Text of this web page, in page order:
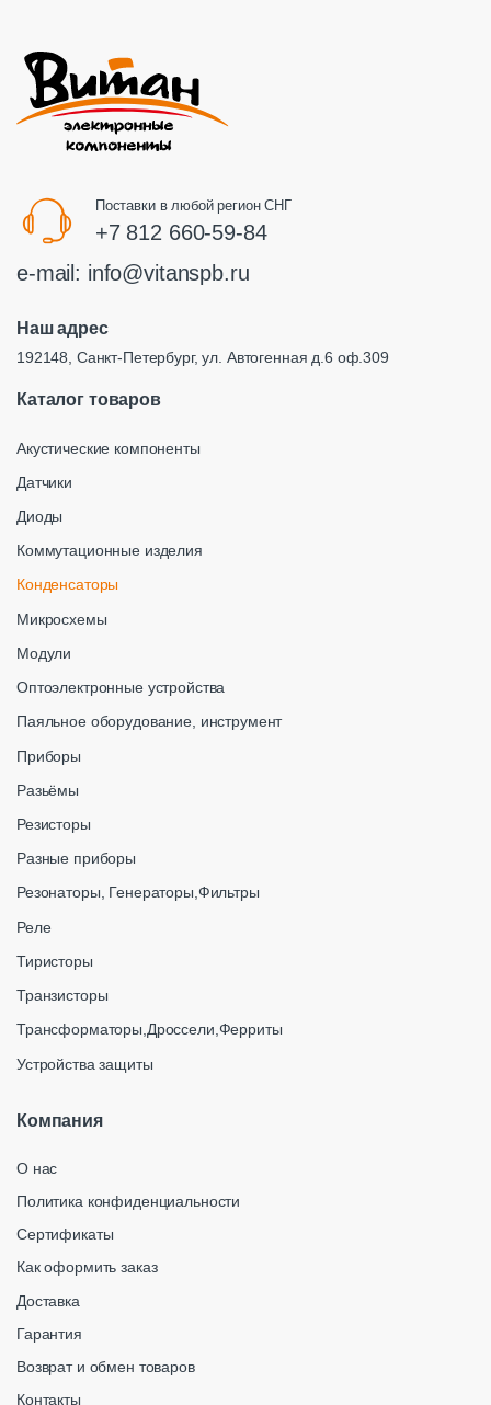
Поставки в любой регион СНГ
+7 812 660-59-84
e-mail: info@vitanspb.ru
Наш адрес
192148, Санкт-Петербург, ул. Автогенная д.6 оф.309
Каталог товаров
Акустические компоненты
Датчики
Диоды
Коммутационные изделия
Конденсаторы
Микросхемы
Модули
Оптоэлектронные устройства
Паяльное оборудование, инструмент
Приборы
Разьёмы
Резисторы
Разные приборы
Резонаторы, Генераторы,Фильтры
Реле
Тиристоры
Транзисторы
Трансформаторы,Дроссели,Ферриты
Устройства защиты
Компания
О нас
Политика конфиденциальности
Сертификаты
Как оформить заказ
Доставка
Гарантия
Возврат и обмен товаров
Контакты